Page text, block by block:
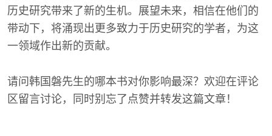
历史研究带来了新的生机。展望未来，相信在他们的
带动下，将涌现出更多致力于历史研究的学者，为这
一领域作出新的贡献。
请问韩国磐先生的哪本书对你影响最深？欢迎在评论
区留言讨论，同时别忘了点赞并转发这篇文章！